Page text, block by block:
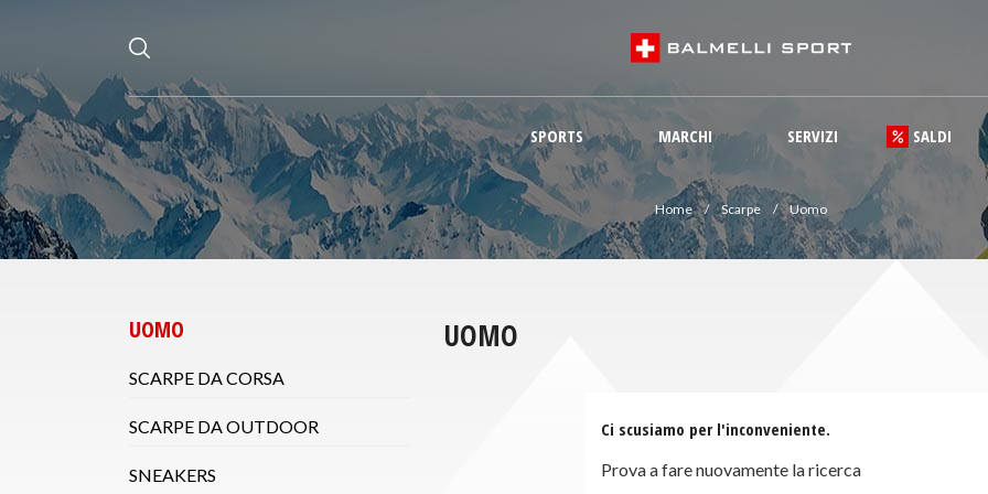
SPORTS MARCHI SERVIZI SALDI
Home Scarpe Uomo
UOMO
SCARPE DA CORSA
SCARPE DA OUTDOOR
SNEAKERS
UOMO
Ci scusiamo per l'inconveniente.
Prova a fare nuovamente la ricerca